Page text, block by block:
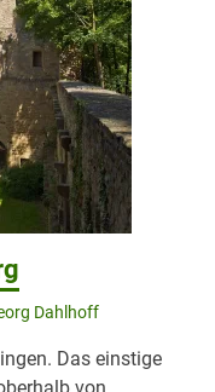
Dahlhoff
Das einstige